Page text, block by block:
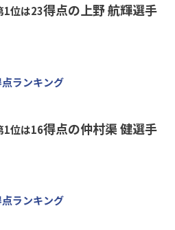
1位は23得点の上野 航輝選手
ランキング
1位は16得点の仲村渠 健選手
ランキング